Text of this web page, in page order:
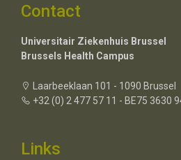
Contact
Universitair Ziekenhuis Brussel
Brussels Health Campus
Laarbeeklaan 101 - 1090 Brussel
+32 (0) 2 477 57 11 - BE75 3630
Links